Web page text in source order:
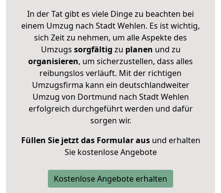
In der Tat gibt es viele Dinge zu beachten bei
einem Umzug nach Stadt Wehlen. Es ist wichtig,
sich Zeit zu nehmen, um alle Aspekte des
Umzugs sorgfältig zu planen und zu
organisieren, um sicherzustellen, dass alles
reibungslos verläuft. Mit der richtigen
Umzugsfirma kann ein deutschlandweiter
Umzug von Dortmund nach Stadt Wehlen
erfolgreich durchgeführt werden und dafür
sorgen wir.
Füllen Sie jetzt das Formular ausund erhalten
Sie kostenlose Angebote
Kostenlose Angebote erhalten